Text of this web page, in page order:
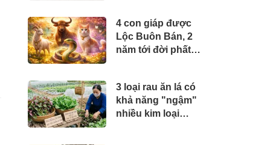
4 con giáp được
Lộc Buôn Bán, 2
năm tới đời phất
3 loại rau ăn lá có
khả năng "ngậm"
nhiều kim loại